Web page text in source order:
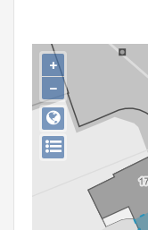
Gebeurtenis
Persoon of collectief
Downloads
+
−